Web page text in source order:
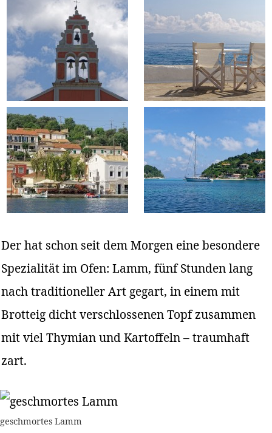
Der hat schon seit dem Morgen eine besondere
Spezialität im Ofen: Lamm, fünf Stunden lang
nach traditioneller Art gegart, in einem mit
Brotteig dicht verschlossenen Topf zusammen
mit viel Thymian und Kartoffeln – traumhaft
zart.
geschmortes Lamm